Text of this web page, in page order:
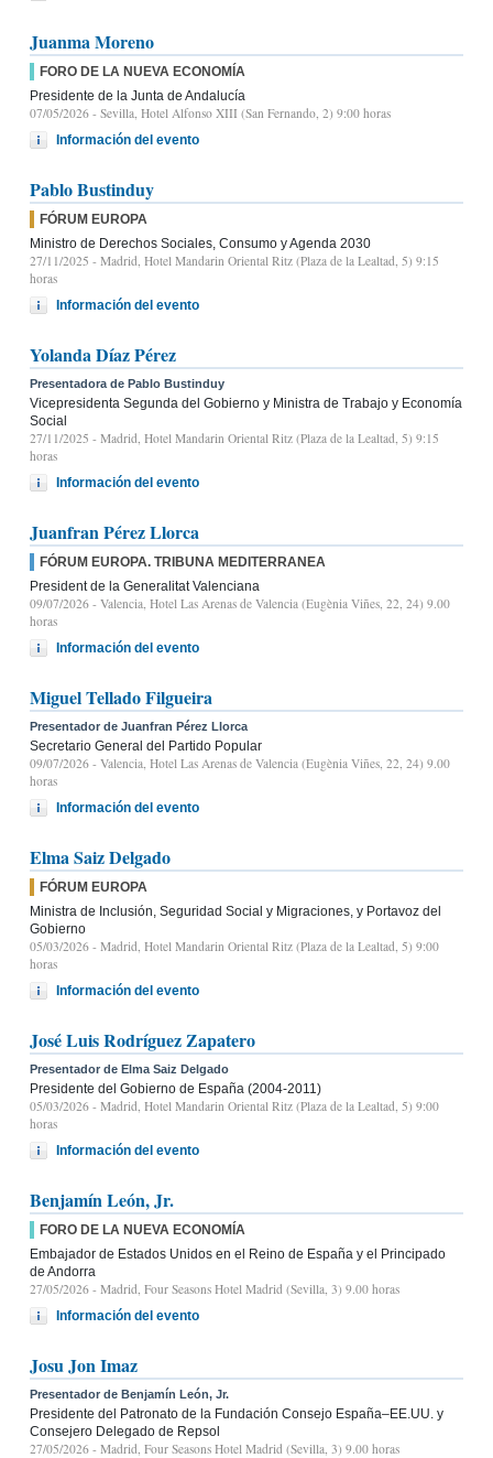
Juanma Moreno
FORO DE LA NUEVA ECONOMÍA
Presidente de la Junta de Andalucía
07/05/2026 - Sevilla, Hotel Alfonso XIII (San Fernando, 2) 9:00 horas
Información del evento
Pablo Bustinduy
FÓRUM EUROPA
Ministro de Derechos Sociales, Consumo y Agenda 2030
27/11/2025 - Madrid, Hotel Mandarin Oriental Ritz (Plaza de la Lealtad, 5) 9:15
horas
Información del evento
Yolanda Díaz Pérez
Presentadora de Pablo Bustinduy
Vicepresidenta Segunda del Gobierno y Ministra de Trabajo y Economía
Social
27/11/2025 - Madrid, Hotel Mandarin Oriental Ritz (Plaza de la Lealtad, 5) 9:15
horas
Información del evento
Juanfran Pérez Llorca
FÓRUM EUROPA. TRIBUNA MEDITERRANEA
President de la Generalitat Valenciana
09/07/2026 - Valencia, Hotel Las Arenas de Valencia (Eugènia Viñes, 22, 24) 9.00
horas
Información del evento
Miguel Tellado Filgueira
Presentador de Juanfran Pérez Llorca
Secretario General del Partido Popular
09/07/2026 - Valencia, Hotel Las Arenas de Valencia (Eugènia Viñes, 22, 24) 9.00
horas
Información del evento
Elma Saiz Delgado
FÓRUM EUROPA
Ministra de Inclusión, Seguridad Social y Migraciones, y Portavoz del
Gobierno
05/03/2026 - Madrid, Hotel Mandarin Oriental Ritz (Plaza de la Lealtad, 5) 9:00
horas
Información del evento
José Luis Rodríguez Zapatero
Presentador de Elma Saiz Delgado
Presidente del Gobierno de España (2004-2011)
05/03/2026 - Madrid, Hotel Mandarin Oriental Ritz (Plaza de la Lealtad, 5) 9:00
horas
Información del evento
Benjamín León, Jr.
FORO DE LA NUEVA ECONOMÍA
Embajador de Estados Unidos en el Reino de España y el Principado
de Andorra
27/05/2026 - Madrid, Four Seasons Hotel Madrid (Sevilla, 3) 9.00 horas
Información del evento
Josu Jon Imaz
Presentador de Benjamín León, Jr.
Presidente del Patronato de la Fundación Consejo España–EE.UU. y
Consejero Delegado de Repsol
27/05/2026 - Madrid, Four Seasons Hotel Madrid (Sevilla, 3) 9.00 horas